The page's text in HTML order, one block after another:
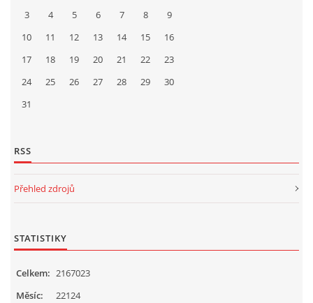
3
4 5 6 7 8
9
10
11 12 13 14 15
16
17
18 19 20 21 22
23
24
25 26 27 28 29
30
31
RSS
Přehled zdrojů
STATISTIKY
Celkem: 2167023
Měsíc:
22124